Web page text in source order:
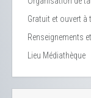
Gratuit et ouvert à
Renseignements
Lieu Médiathèque